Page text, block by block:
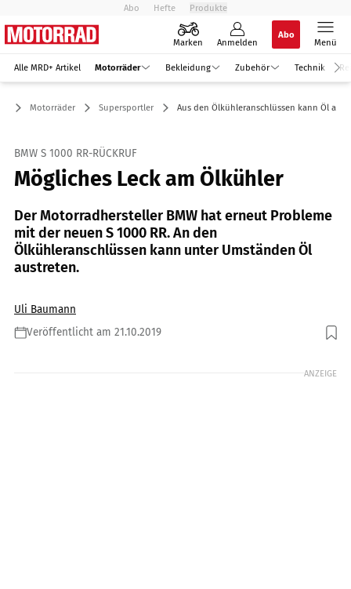
Abo Hefte Produkte
Marken Anmelden
Abo
Menü
Alle MRD+ Artikel Motorräder Bekleidung Zubehör Technik
Motorräder Supersportler Aus den Ölkühleranschlüssen kann Öl
BMW S 1000 RR-RÜCKRUF
Mögliches Leck am Ölkühler
Der Motorradhersteller BMW hat erneut Probleme
mit der neuen S 1000 RR. An den
Ölkühleranschlüssen kann unter Umständen Öl
austreten.
Uli Baumann
Veröffentlicht am 21.10.2019
Foto: BMW Motorrad
ANZEIGE